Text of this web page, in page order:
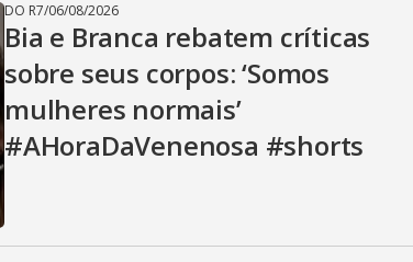
DO R7/06/08/2026
Bia e Branca rebatem críticas
sobre seus corpos: ‘Somos
mulheres normais’
#AHoraDaVenenosa #shorts